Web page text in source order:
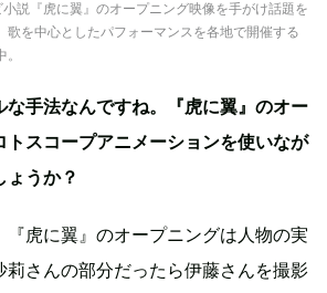
説『虎に翼』のオープニング映像を手がけ話題を
歌を中心としたパフォーマンスを各地で開催する
手法なんですね。『虎に翼』のオー
トスコープアニメーションを使いなが
ょうか？
『虎に翼』のオープニングは人物の実
莉さんの部分だったら伊藤さんを撮影